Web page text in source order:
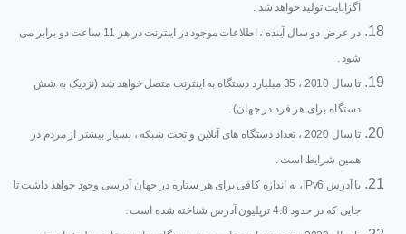
اگزابایت تولید خواهد شد .
در عرض دو سال آینده ، اطلاعات موجود در اینترنت در هر 11 ساعت دو برابر می
شود .
تا سال 2010 ، 35 میلیارد دستگاه به اینترنت متصل خواهد شد (نزدیک به شش
دستگاه برای هر فرد در جهان) .
تا سال 2020 ، تعداد دستگاه های آنلاین و تحت شبکه ، بسیار بیشتر از مردم در
همین شرایط است .
با آدرس IPv6، به اندازه کافی برای هر ستاره در جهان آدرسی وجود خواهد داشت تا
جایی که در حدود 4.8 تریلیون آدرس شناخته شده است .